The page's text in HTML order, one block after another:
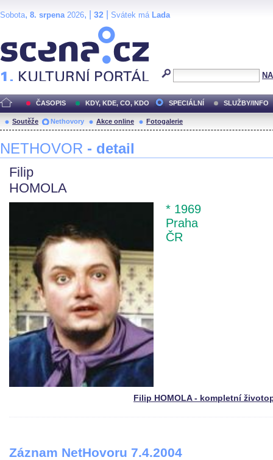
Sobota, 8. srpena2026, | 32 Svátek má Lada
ČASOPIS KDY, KDE, CO, KDO SPECIÁLNÍ SLUŽBY/INFO
Soutěže Nethovory Akce online Fotogalerie
NETHOVOR - detail
Filip
HOMOLA
* 1969
Praha
ČR
Filip HOMOLA - kompletní
Záznam NetHovoru 7.4.2004